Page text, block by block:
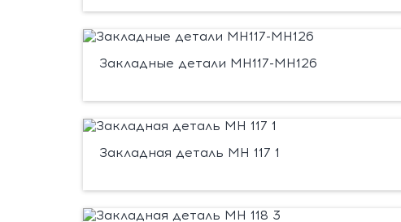
Закладные детали МН117-МН126
Закладная деталь МН 117 1